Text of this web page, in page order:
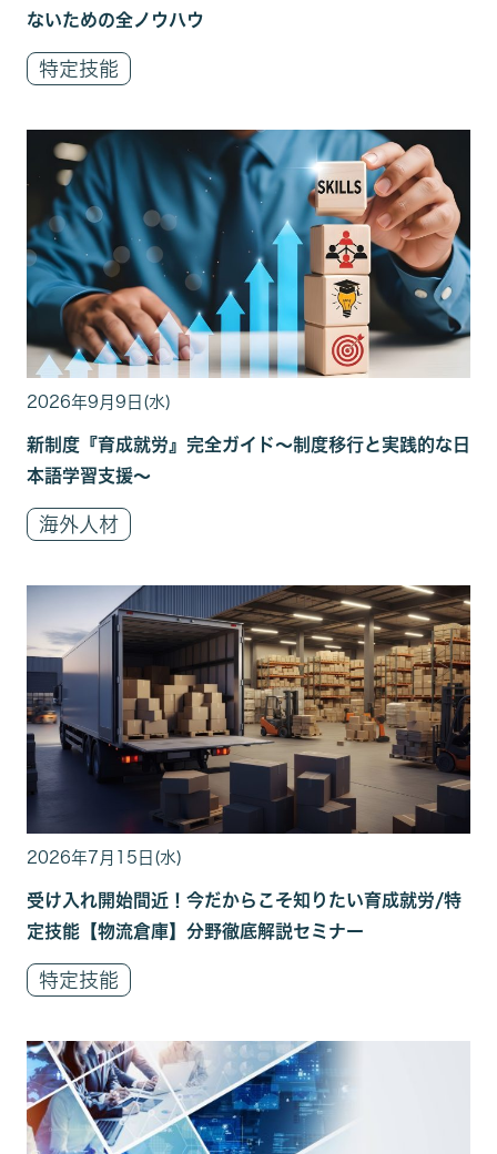
ないための全ノウハウ
特定技能
2026年9月9日(水)
新制度『育成就労』完全ガイド～制度移行と実践的な日
本語学習支援～
海外人材
2026年7月15日(水)
受け入れ開始間近！今だからこそ知りたい育成就労/特
定技能【物流倉庫】分野徹底解説セミナー
特定技能